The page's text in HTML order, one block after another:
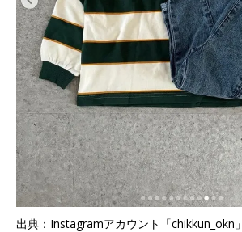
出典：Instagramアカウント「chikkun_okn」